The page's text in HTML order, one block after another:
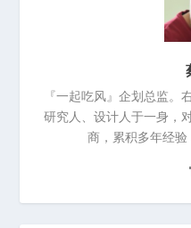
『一起吃风』企划总监。
研究人、设计人于一身，
商，累积多年经验